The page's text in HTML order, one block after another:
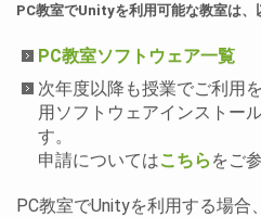
PC教室でUnityを利用可能な教室は、
PC教室ソフトウェア一覧
次年度以降も授業でご利用
用ソフトウェアインストー
す。
申請についてはこちら をご
PC教室でUnityを利用する場合